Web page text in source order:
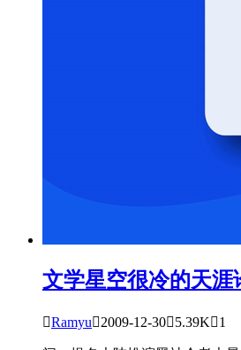
文学星空很冷的天涯
Ramyu2009-12-305.39K1